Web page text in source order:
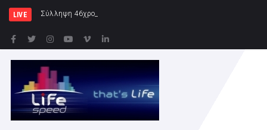
LIVE Σύλληψη 46χρονης για παράβαση της ν